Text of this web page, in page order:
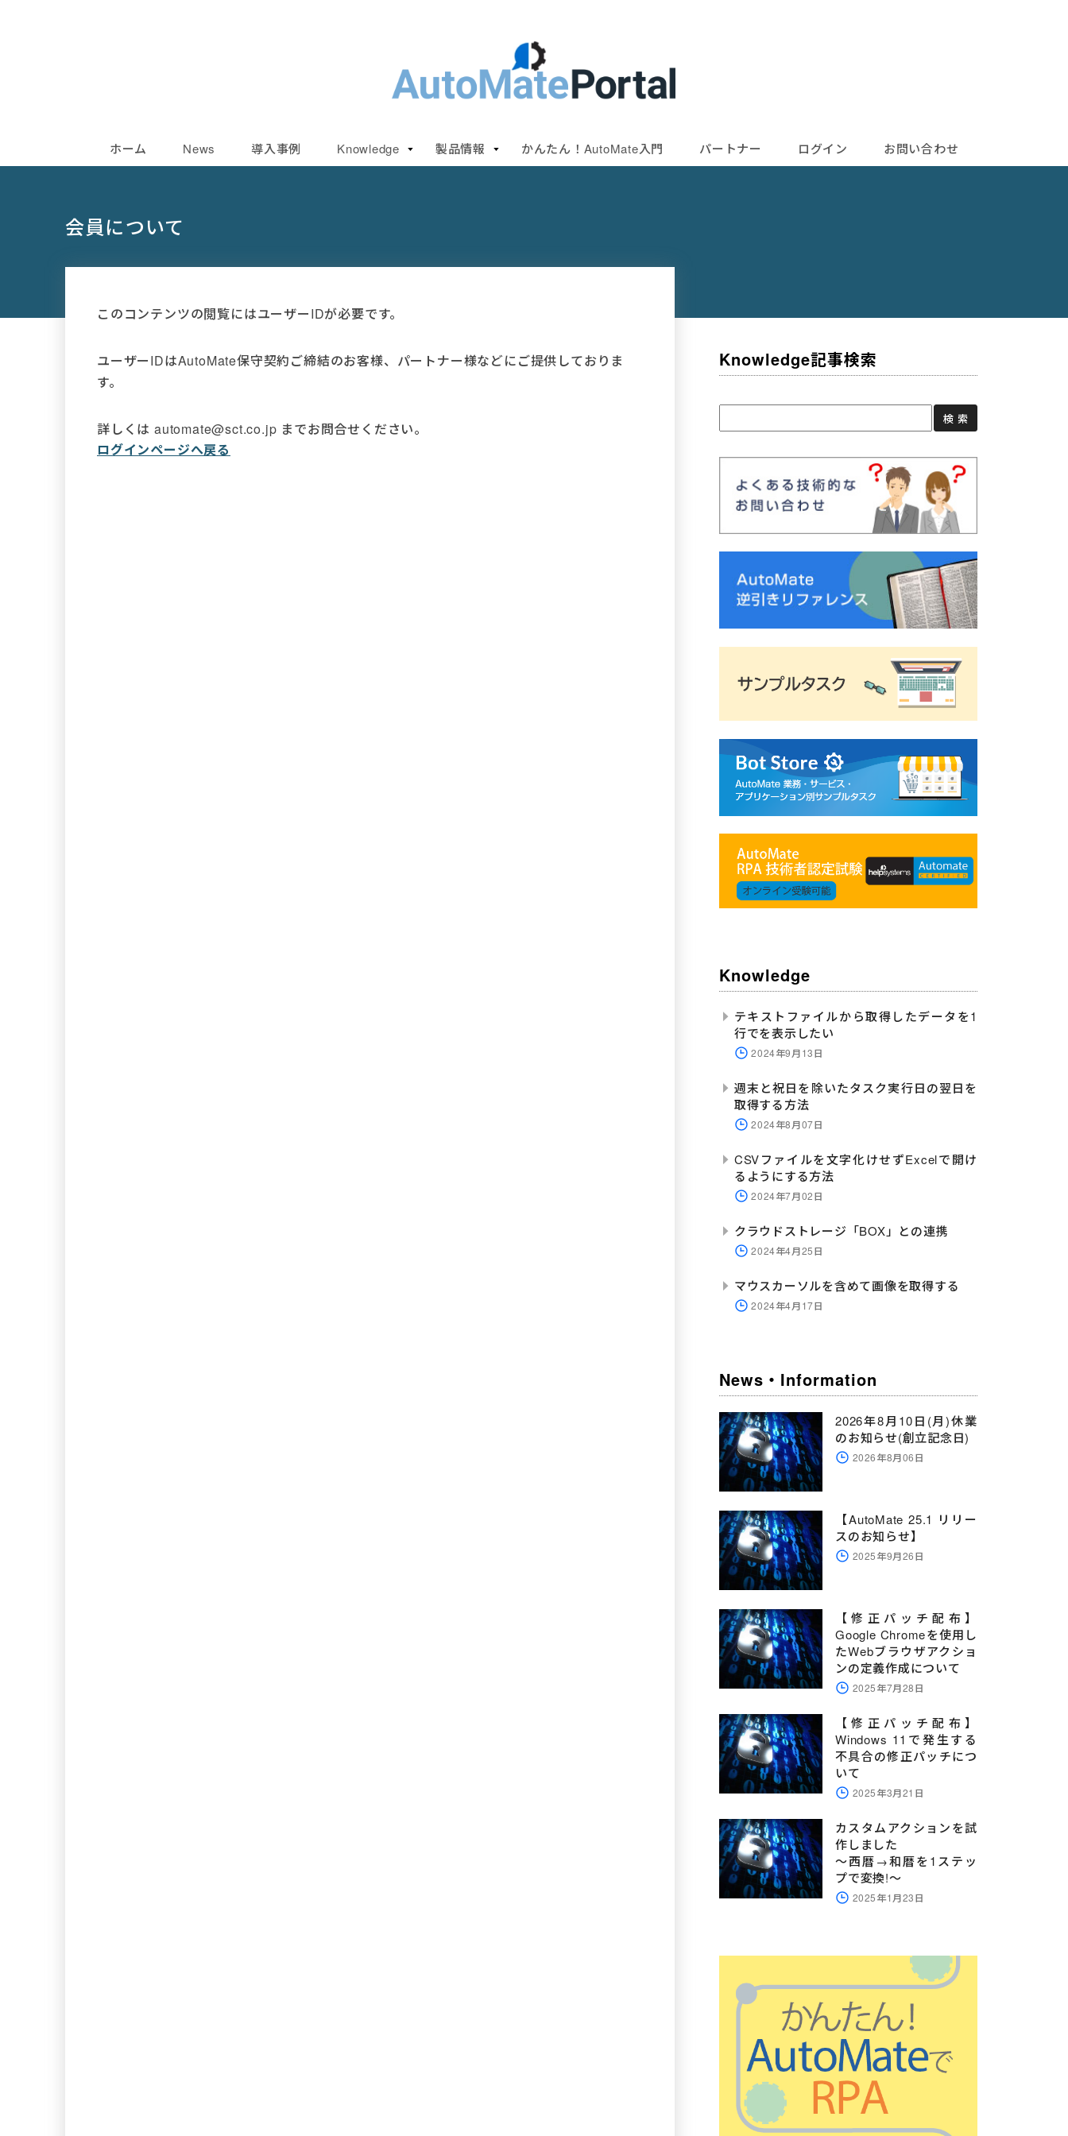
ホーム News 導入事例 Knowledge 製品情報 かんたん！AutoMate入門 パートナー ログイン お問い合わせ
会員について
このコンテンツの閲覧にはユーザーIDが必要です。
ユーザーIDはAutoMate保守契約ご締結のお客様、パートナー様などにご提供しておりま
す。
詳しくは automate@sct.co.jp までお問合せください。
ログインページへ戻る
Knowledge記事検索
Knowledge
テキストファイルから取得したデータを1
行でを表示したい
2024年9月13日
週末と祝日を除いたタスク実行日の翌日を
取得する方法
2024年8月07日
CSVファイルを文字化けせずExcelで開け
るようにする方法
2024年7月02日
クラウドストレージ「BOX」との連携
2024年4月25日
マウスカーソルを含めて画像を取得する
2024年4月17日
News・Information
2026年8月10日(月)休業
のお知らせ(創立記念日)
2026年8月06日
【AutoMate 25.1 リリー
スのお知らせ】
2025年9月26日
【修正パッチ配布】
Google Chromeを使用し
たWebブラウザアクショ
ンの定義作成について
2025年7月28日
【修正パッチ配布】
Windows 11で発生する
不具合の修正パッチにつ
いて
2025年3月21日
カスタムアクションを試
作しました
～西暦→和暦を1ステッ
プで変換!～
2025年1月23日